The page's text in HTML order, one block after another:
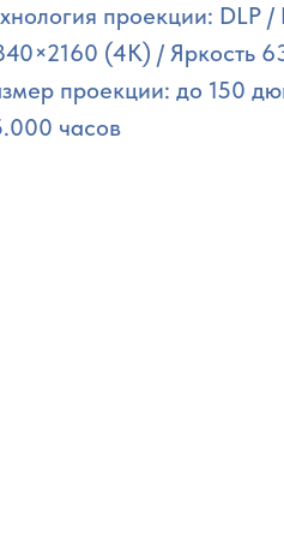
проекции: DLP
(4K) / Яркость
проекции: до 150
часов